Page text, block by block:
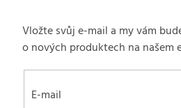
Vložte svůj e-mail a my vám
o nových produktech na našem
E-mail